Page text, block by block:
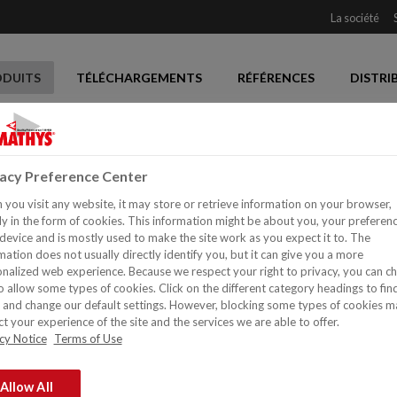
La société
TÉLÉCHARGEMENTS RÉFÉRENCES
FASSICRYL
Vaporisable (airless et
Résiste aux graisses
Résistant aux rayures et
Bonne rétention des
Également facile à
Preference Center
you visit any website, it may store or retrieve information on your browser,
in the form of cookies. This information might be about you, your
and is mostly used to make the site work as you expect it to. The
does not usually directly identify you, but it can give you a more
web experience. Because we respect your right to privacy, you can
allow some types of cookies. Click on the different category headings to
change our default settings. However, blocking some types of cookies
your experience of the site and the services we are able to offer.
Notice Terms of Use
Allow All